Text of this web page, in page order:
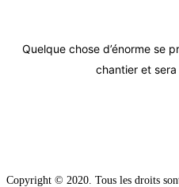
Quelque chose d’énorme se
chantier et
Copyright © 2020. Tous les droits sont